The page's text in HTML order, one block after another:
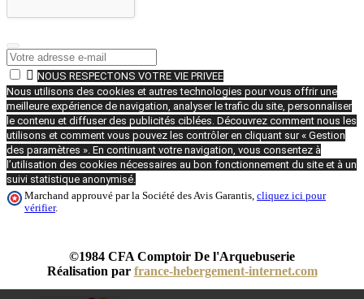
 NOUS RESPECTONS VOTRE VIE PRIVEE
Nous utilisons des cookies et autres technologies pour vous offrir une
meilleure expérience de navigation, analyser le trafic du site, personnaliser
le contenu et diffuser des publicités ciblées. Découvrez comment nous les
utilisons et comment vous pouvez les contrôler en cliquant sur « Gestion
des paramètres ». En continuant votre navigation, vous consentez à
l’utilisation des cookies nécessaires au bon fonctionnement du site et à un
suivi statistique anonymisé.
Marchand approuvé par la Société des Avis Garantis, cliquez ici pour
vérifier.
©1984 CFA Comptoir De l'Arquebuserie
Réalisation par france-hebergement-internet.com